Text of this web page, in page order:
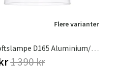
Flere varianter
Bizzo Loftslampe D165 Aluminium/klart Glas Inklusive Lyskilder
1 390 kr